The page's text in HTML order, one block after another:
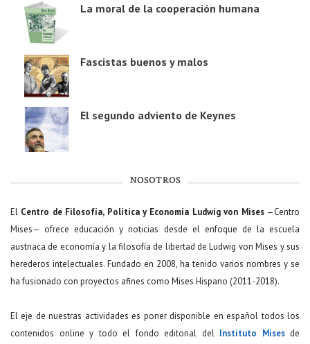
La moral de la cooperación humana
Fascistas buenos y malos
El segundo adviento de Keynes
NOSOTROS
El Centro de Filosofía, Política y Economía Ludwig von Mises—Centro
Mises— ofrece educación y noticias desde el enfoque de la escuela
austriaca de economía y la filosofía de libertad de Ludwig von Mises y sus
herederos intelectuales. Fundado en 2008, ha tenido varios nombres y se
ha fusionado con proyectos afines como Mises Hispano (2011-2018).
El eje de nuestras actividades es poner disponible en español todos los
contenidos online y todo el fondo editorial del Instituto Misesde